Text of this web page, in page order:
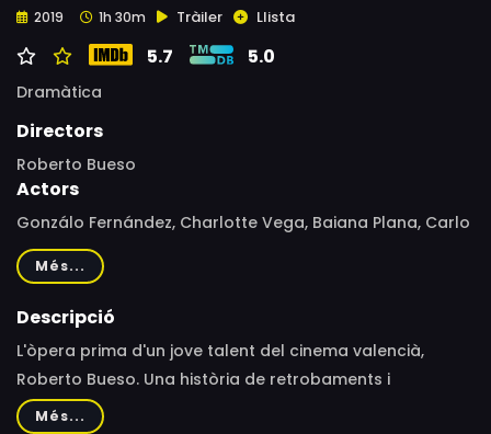
2019 1h 30m Tràiler Llista
5.7 5.0
Dramàtica
Directors
Roberto Bueso
Actors
Gonzálo Fernández, Charlotte Vega, Baiana Plana, Carlo
Blanco, Pepo Llopis, Xavi Giner, Hugo Rubert, Gonzalo
Fernández, Pepo Llopís, Imma Sancho, Enric Benavent
Més...
Descripció
L'òpera prima d'un jove talent del cinema valencià,
Roberto Bueso. Una història de retrobaments i
humanitat sobre un noi emigrat a Londres que torna a la
Més...